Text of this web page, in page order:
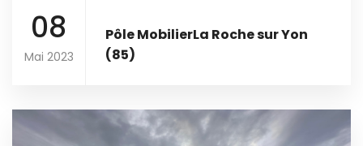
08
Mai 2023
Pôle MobilierLa Roche sur Yon
(85)